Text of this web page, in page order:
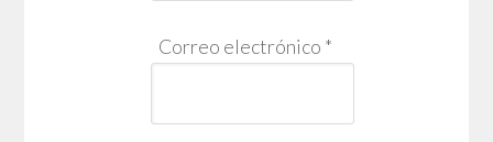
Correo electrónico *